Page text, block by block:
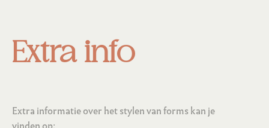
Extra info
Extra informatie over het stylen van forms kan je